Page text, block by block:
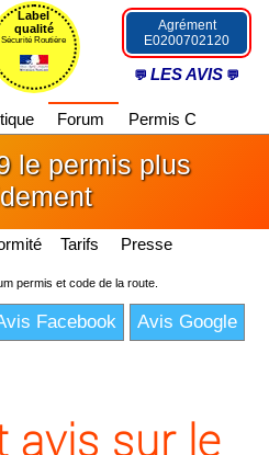
Label
qualité
Sécurité Routière
Agrément
E0200702120
LES AVIS
Forum Permis C
le permis plus
Tarifs Presse
permis et code de la route.
Facebook Avis Google
avis sur le